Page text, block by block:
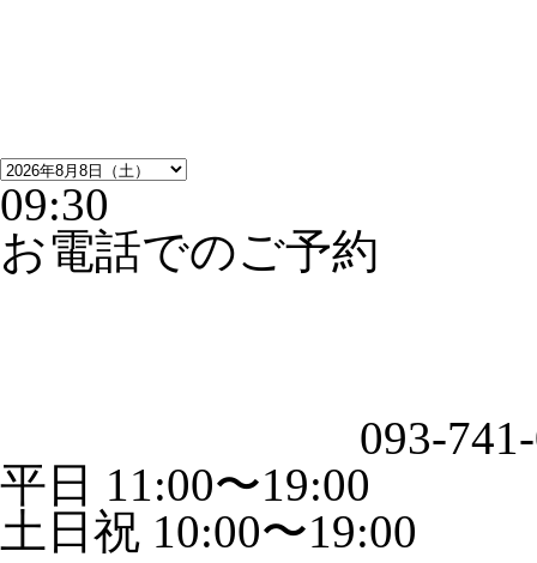
09:30
お電話でのご予約
093-
平日 11:00〜19:00
土日祝 10:00〜19:00